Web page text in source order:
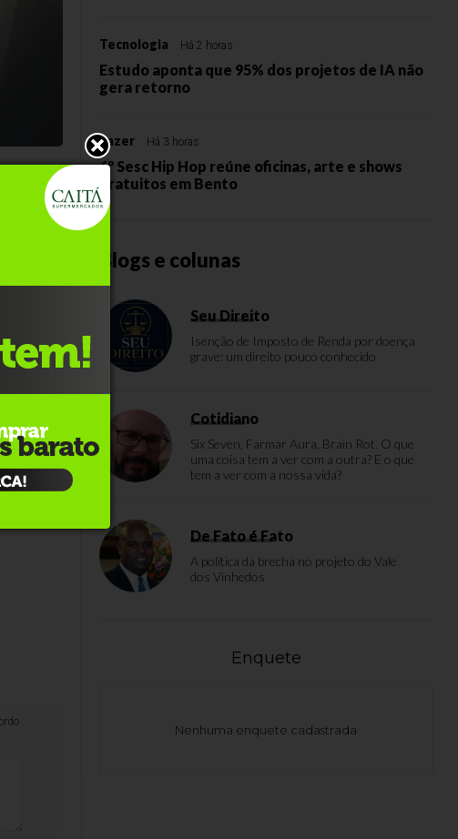
de
da
forma
Tecnologia Há 2 horas
Estudo aponta que 95% dos projetos de IA não
gera retorno
Lazer Há 3 horas
6º Sesc Hip Hop reúne oficinas, arte e shows
gratuitos em Bento
Blogs e colunas
Seu Direito
Isenção de Imposto de Renda por doença
grave: um direito pouco conhecido
Cotidiano
Six Seven, Farmar Aura, Brain Rot. O que
uma coisa tem a ver com a outra? E o que
tem a ver com a nossa vida?
De Fato é Fato
A política da brecha no projeto do Vale
dos Vinhedos
Enquete
Nenhuma enquete cadastrada